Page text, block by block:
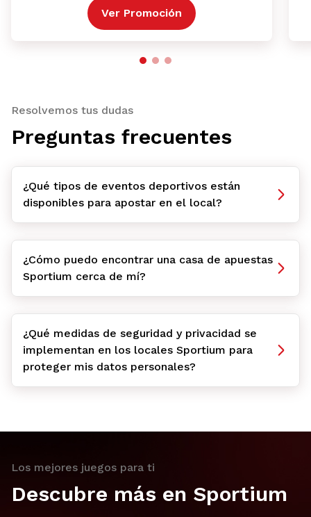
Ver Promoción
Resolvemos tus dudas
Preguntas frecuentes
¿Qué tipos de eventos deportivos están
disponibles para apostar en el local?
¿Cómo puedo encontrar una casa de apuestas
Sportium cerca de mí?
¿Qué medidas de seguridad y privacidad se
implementan en los locales Sportium para
proteger mis datos personales?
Los mejores juegos para ti
Descubre más en Sportium